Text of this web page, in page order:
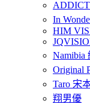
In
HIM
Namibia
Original
Taro 宋
翔男優